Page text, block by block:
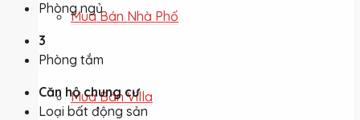
Mua Bán Nhà Phố
Mua Bán Villa
Phòng ngủ
3
Phòng tắm
Căn hộ chung cư
Loại bất động sản